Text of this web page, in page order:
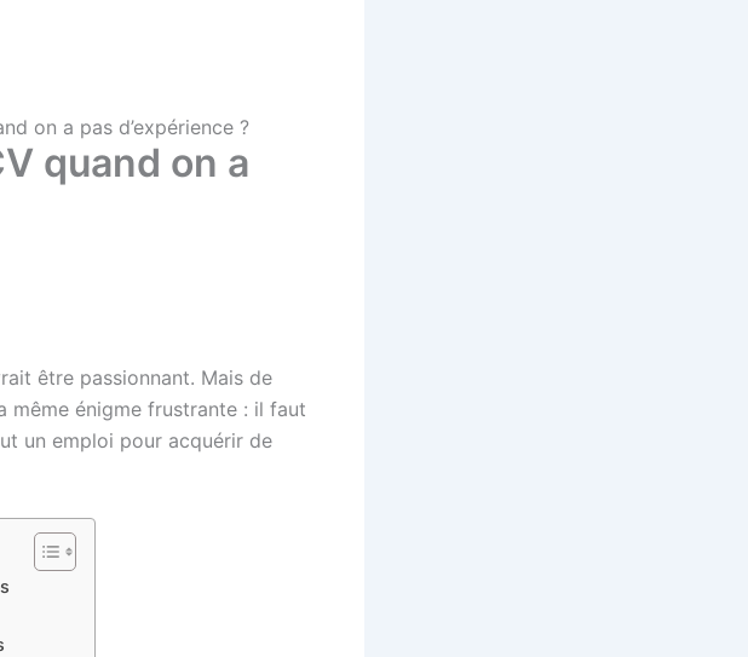
on a pas d’expérience ?
quand on a
être passionnant. Mais de
même énigme frustrante : il faut
un emploi pour acquérir de